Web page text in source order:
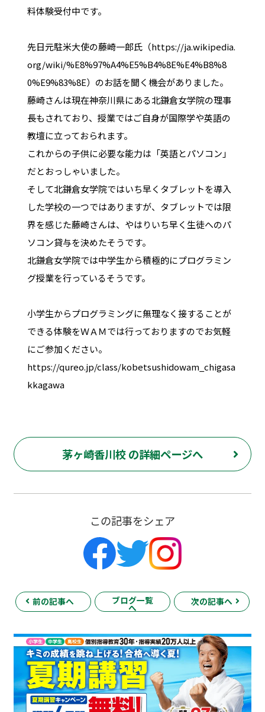
料体験受付中です。
先日元駐米大使の藤崎一郎氏（https://ja.wikipedia.
org/wiki/%E8%97%A4%E5%B4%8E%E4%B8%8
0%E9%83%8E）のお話を聞く機会がありました。
藤崎さんは現在神奈川県にある北鎌倉女学院の理事
長もされており、授業ではご自身が国際学や英語の
教壇に立っておられます。
これからの子供に必要な能力は「英語とパソコン」
だとおっしゃいました。
そして北鎌倉女学院ではいち早くタブレットを導入
した学校の一つではありますが、タブレットでは限
界を感じた藤崎さんは、やはりいち早く生徒へのパ
ソコン貸与を決めたそうです。
北鎌倉女学院では中学生から積極的にプログラミン
グ授業を行っているそうです。
小学生からプログラミングに無理なく接することが
できる体験をＷＡＭでは行っておりますのでお気軽
にご参加ください。
https://qureo.jp/class/kobetsushidowam_chigasa
kkagawa
茅ヶ崎香川校 の詳細ページへ
この記事をシェア
前の記事へ ブログ一覧
へ
次の記事へ